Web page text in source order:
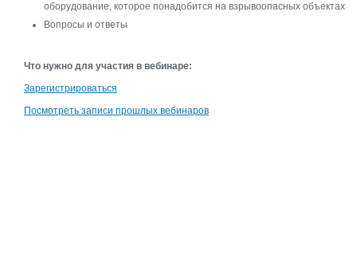
оборудование, которое понадобится на взрывоопасных объектах
Вопросы и ответы
Что нужно для участия в вебинаре:
Зарегистрироваться
Посмотреть записи прошлых вебинаров